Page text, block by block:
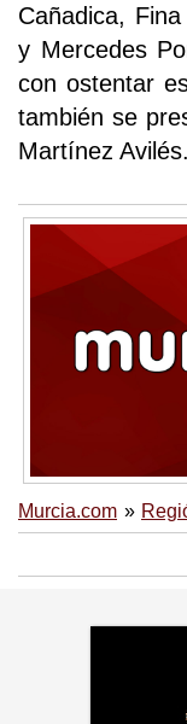
Cañadica,
y Mercedes
con ostentar
también se
Martínez Avilés.
Murcia.com